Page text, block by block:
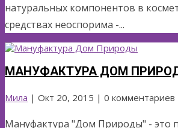
натуральных компонентов в
средствах неоспорима -...
МАНУФАКТУРА ДОМ
Мила | Окт 20, 2015 | 0 комментариев
Мануфактура "Дом Природы" - это